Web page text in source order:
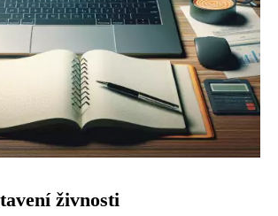
živnosti